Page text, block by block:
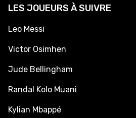
LES JOUEURS À SUIVRE
Leo Messi
Victor Osimhen
Jude Bellingham
Randal Kolo Muani
Kylian Mbappé